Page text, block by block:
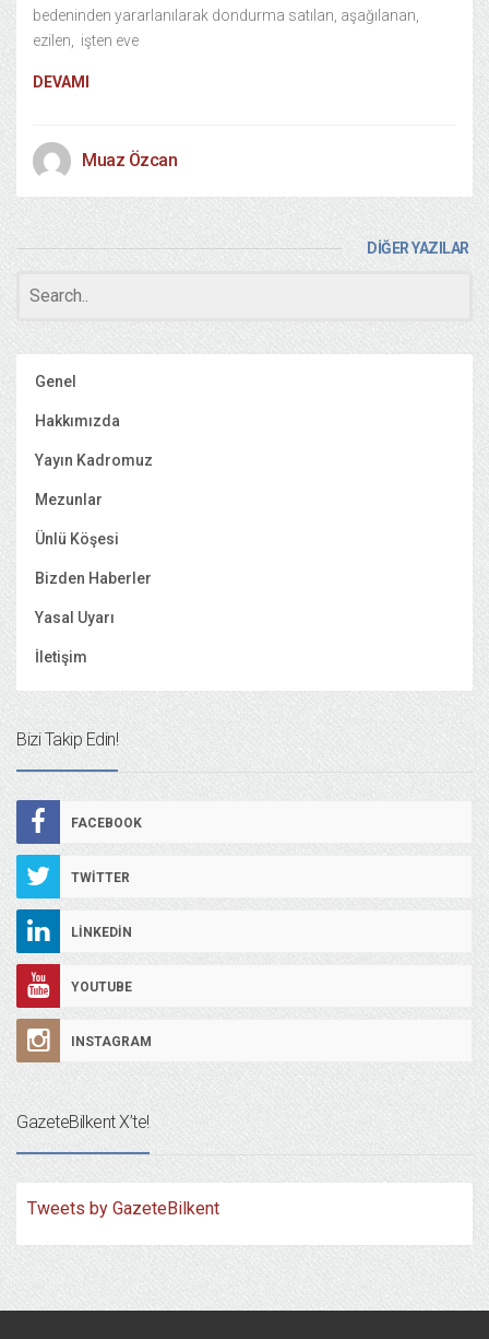
bedeninden yararlanılarak dondurma satılan, aşağılanan,
ezilen, işten eve
DEVAMI
Muaz Özcan
DİĞER YAZILAR
Genel
Hakkımızda
Yayın Kadromuz
Mezunlar
Ünlü Köşesi
Bizden Haberler
Yasal Uyarı
İletişim
Bizi Takip Edin!
FACEBOOK
TWITTER
LINKEDIN
YOUTUBE
INSTAGRAM
GazeteBilkent X’te!
Tweets by GazeteBilkent